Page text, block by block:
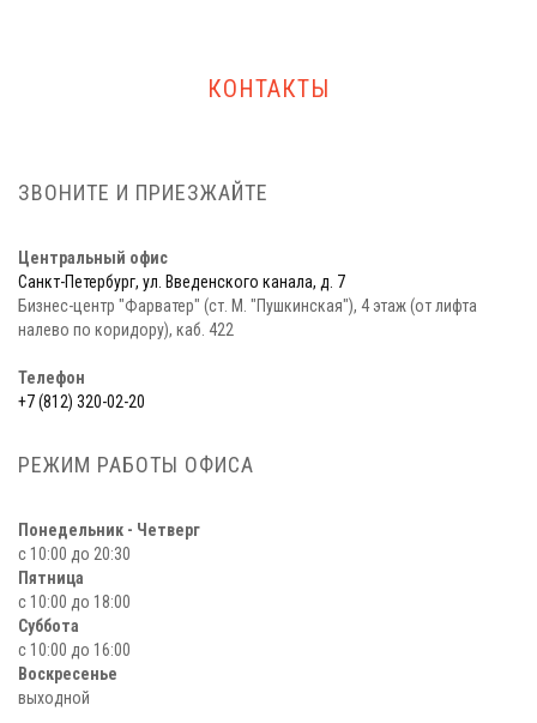
КОНТАКТЫ
ЗВОНИТЕ И ПРИЕЗЖАЙТЕ
Центральный офис
Санкт-Петербург, ул. Введенского канала, д. 7
Бизнес-центр "Фарватер" (ст. М. "Пушкинская"), 4 этаж (от лифта
налево по коридору), каб. 422
Телефон
+7 (812) 320-02-20
РЕЖИМ РАБОТЫ ОФИСА
Понедельник - Четверг
с 10:00 до 20:30
Пятница
с 10:00 до 18:00
Суббота
с 10:00 до 16:00
Воскресенье
выходной